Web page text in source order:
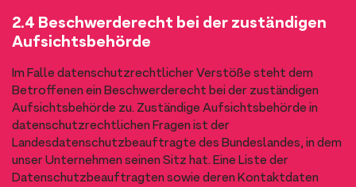
2.4 Beschwerderecht bei der zuständigen
Aufsichtsbehörde
Im Falle datenschutzrechtlicher Verstöße steht dem
Betroffenen ein Beschwerderecht bei der zuständigen
Aufsichtsbehörde zu. Zuständige Aufsichtsbehörde in
datenschutzrechtlichen Fragen ist der
Landesdatenschutzbeauftragte des Bundeslandes, in dem
unser Unternehmen seinen Sitz hat. Eine Liste der
Datenschutzbeauftragten sowie deren Kontaktdaten